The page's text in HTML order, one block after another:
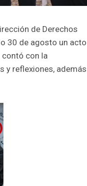
de Derechos
30 de agosto un acto
con la
y reflexiones, además